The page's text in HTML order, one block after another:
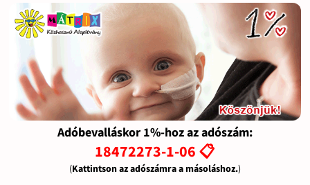
Adóbevalláskor 1%-hoz az adószám:
18472273-1-06 📋
(Kattintson az adószámra a másoláshoz.)